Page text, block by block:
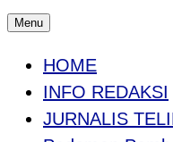
Menu
HOME
INFO REDAKSI
JURNALIS